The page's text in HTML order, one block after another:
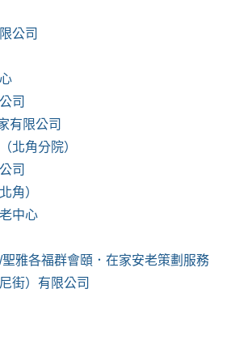
公司
司
有限公司
北角分院）
司
角）
中心
雅各福群會頤．在家安老策劃服務
街）有限公司